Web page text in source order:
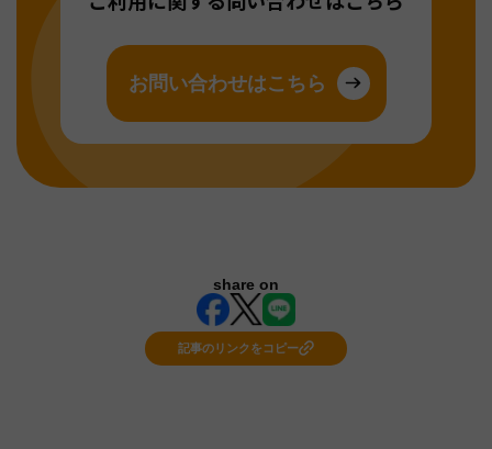
お問い合わせはこちら
share on
記事のリンクをコピー